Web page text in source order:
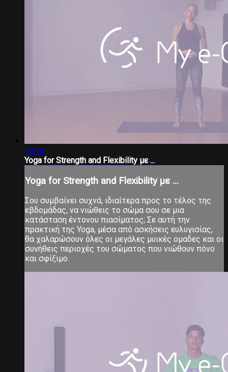
29:16
Yoga for Strength and Flexibility με ...
Yoga for Strength and Flexibility με ...
Σου συμβαίνει συχνά, ιδιαίτερα προς το τέλος της
εβδομάδας, να νιώθεις το σώμα σου σε μια
κατάσταση έντονου πιασίματος; Σε αυτή την
πρακτική της Yoga, μέσα από ασκήσεις ευλυγισίας,
θα χαλαρώσουν όλες οι μεγάλες μυικές ομαδες και οι
συνήθεις περιοχές του σώματος που νιώθουν πόνο
και σφίξιμο.